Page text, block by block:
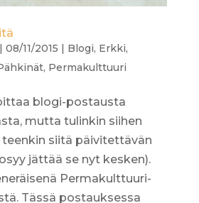
| 08/11/2015 | Blogi, Erkki,
, Permakulttuuri
blogi-postausta
mutta tulinkin siihen
siitä päivitettävän
jättää se nyt kesken).
Permakulttuuri-
Tässä postauksessa